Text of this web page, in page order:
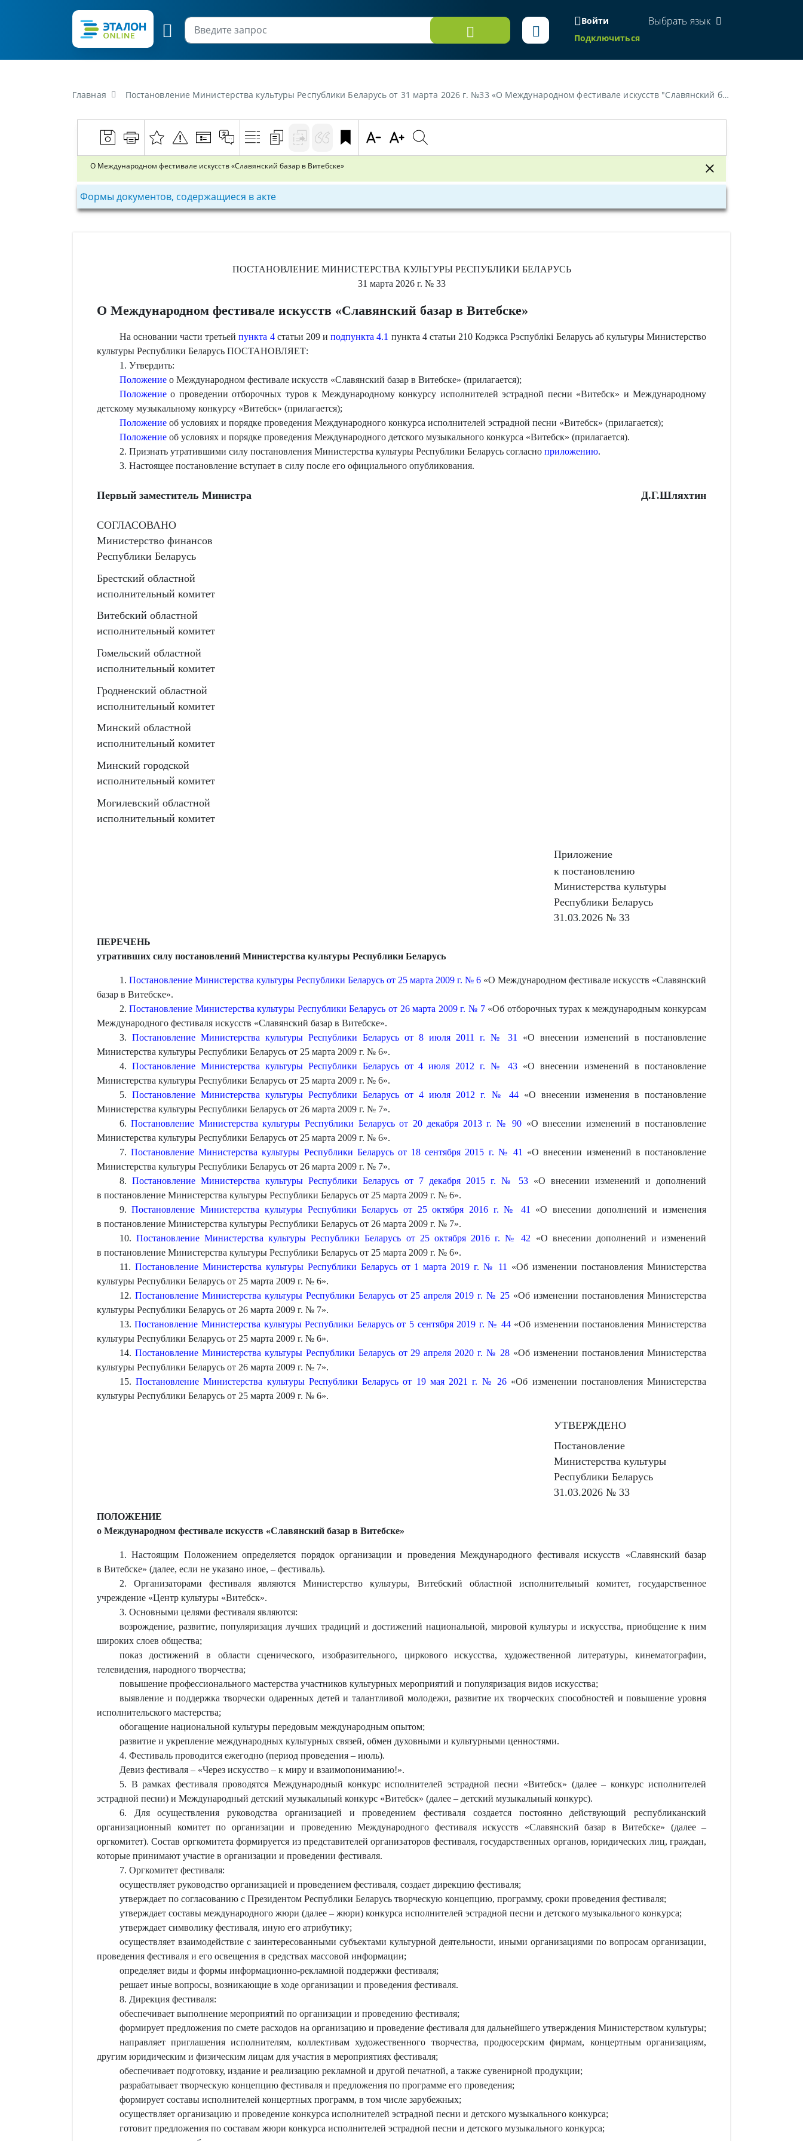
Войти
Подключиться
Выбрать язык
Главная Постановление Министерства культуры Республики Беларусь от 31 марта 2026 г. №33 «О Международном фестивале искусств "Славянский базар в Витебске"»
О Международном фестивале искусств «Славянский базар в Витебске»
Формы документов, содержащиеся в акте
ПОСТАНОВЛЕНИЕ МИНИСТЕРСТВА КУЛЬТУРЫ РЕСПУБЛИКИ БЕЛАРУСЬ
31 марта 2026 г. № 33
О Международном фестивале искусств «Славянский базар в Витебске»
На основании части третьейпункта 4статьи 209 иподпункта 4.1 пункта 4 статьи 210 Кодэкса Рэспублікі Беларусь аб культуры Министерство
культуры Республики Беларусь ПОСТАНОВЛЯЕТ:
1. Утвердить:
Положениео Международном фестивале искусств «Славянский базар в Витебске» (прилагается);
Положениео проведении отборочных туров к Международному конкурсу исполнителей эстрадной песни «Витебск» и Международному
детскому музыкальному конкурсу «Витебск» (прилагается);
Положениеоб условиях и порядке проведения Международного конкурса исполнителей эстрадной песни «Витебск» (прилагается);
Положениеоб условиях и порядке проведения Международного детского музыкального конкурса «Витебск» (прилагается).
2. Признать утратившими силу постановления Министерства культуры Республики Беларусь согласно приложению.
3. Настоящее постановление вступает в силу после его официального опубликования.
Первый заместитель Министра Д.Г.Шляхтин
СОГЛАСОВАНО
Министерство финансов
Республики Беларусь
Брестский областной
исполнительный комитет
Витебский областной
исполнительный комитет
Гомельский областной
исполнительный комитет
Гродненский областной
исполнительный комитет
Минский областной
исполнительный комитет
Минский городской
исполнительный комитет
Могилевский областной
исполнительный комитет
Приложение
к постановлению
Министерства культуры
Республики Беларусь
31.03.2026 № 33
ПЕРЕЧЕНЬ
утративших силу постановлений Министерства культуры Республики Беларусь
1. Постановление Министерства культуры Республики Беларусь от 25 марта 2009 г. № 6«О Международном фестивале искусств «Славянский
базар в Витебске».
2.Постановление Министерства культуры Республики Беларусь от 26 марта 2009 г. № 7«Об отборочных турах к международным конкурсам
Международного фестиваля искусств «Славянский базар в Витебске».
3. Постановление Министерства культуры Республики Беларусь от 8 июля 2011 г. № 31
«О внесении изменений в постановление
Министерства культуры Республики Беларусь от 25 марта 2009 г. № 6».
4. Постановление Министерства культуры Республики Беларусь от 4 июля 2012 г. № 43 «О внесении изменений в постановление
Министерства культуры Республики Беларусь от 25 марта 2009 г. № 6».
5. Постановление Министерства культуры Республики Беларусь от 4 июля 2012 г. № 44«О внесении изменения в постановление
Министерства культуры Республики Беларусь от 26 марта 2009 г. № 7».
6.Постановление Министерства культуры Республики Беларусь от 20 декабря 2013 г. № 90 «О внесении изменений в постановление
Министерства культуры Республики Беларусь от 25 марта 2009 г. № 6».
7. Постановление Министерства культуры Республики Беларусь от 18 сентября 2015 г. № 41
«О внесении изменений в постановление
Министерства культуры Республики Беларусь от 26 марта 2009 г. № 7».
8. Постановление Министерства культуры Республики Беларусь от 7 декабря 2015 г. № 53«О внесении изменений и дополнений
в постановление Министерства культуры Республики Беларусь от 25 марта 2009 г. № 6».
9.Постановление Министерства культуры Республики Беларусь от 25 октября 2016 г. № 41
«О внесении дополнений и изменения
в постановление Министерства культуры Республики Беларусь от 26 марта 2009 г. № 7».
10. Постановление Министерства культуры Республики Беларусь от 25 октября 2016 г. № 42 «О внесении дополнений и изменений
в постановление Министерства культуры Республики Беларусь от 25 марта 2009 г. № 6».
11. Постановление Министерства культуры Республики Беларусь от 1 марта 2019 г. № 11
«Об изменении постановления Министерства
культуры Республики Беларусь от 25 марта 2009 г. № 6».
12. Постановление Министерства культуры Республики Беларусь от 25 апреля 2019 г. № 25 «Об изменении постановления Министерства
культуры Республики Беларусь от 26 марта 2009 г. № 7».
13.Постановление Министерства культуры Республики Беларусь от 5 сентября 2019 г. № 44«Об изменении постановления Министерства
культуры Республики Беларусь от 25 марта 2009 г. № 6».
14. Постановление Министерства культуры Республики Беларусь от 29 апреля 2020 г. № 28 «Об изменении постановления Министерства
культуры Республики Беларусь от 26 марта 2009 г. № 7».
15.Постановление Министерства культуры Республики Беларусь от 19 мая 2021 г. № 26 «Об изменении постановления Министерства
культуры Республики Беларусь от 25 марта 2009 г. № 6».
УТВЕРЖДЕНО
Постановление
Министерства культуры
Республики Беларусь
31.03.2026 № 33
ПОЛОЖЕНИЕ
о Международном фестивале искусств «Славянский базар в Витебске»
1. Настоящим Положением определяется порядок организации и проведения Международного фестиваля искусств «Славянский базар
в Витебске» (далее, если не указано иное, – фестиваль).
2. Организаторами фестиваля являются Министерство культуры, Витебский областной исполнительный комитет, государственное
учреждение «Центр культуры «Витебск».
3. Основными целями фестиваля являются:
возрождение, развитие, популяризация лучших традиций и достижений национальной, мировой культуры и искусства, приобщение к ним
широких слоев общества;
показ достижений в области сценического, изобразительного, циркового искусства, художественной литературы, кинематографии,
телевидения, народного творчества;
повышение профессионального мастерства участников культурных мероприятий и популяризация видов искусства;
выявление и поддержка творчески одаренных детей и талантливой молодежи, развитие их творческих способностей и повышение уровня
исполнительского мастерства;
обогащение национальной культуры передовым международным опытом;
развитие и укрепление международных культурных связей, обмен духовными и культурными ценностями.
4. Фестиваль проводится ежегодно (период проведения – июль).
Девиз фестиваля – «Через искусство – к миру и взаимопониманию!».
5. В рамках фестиваля проводятся Международный конкурс исполнителей эстрадной песни «Витебск» (далее – конкурс исполнителей
эстрадной песни) и Международный детский музыкальный конкурс «Витебск» (далее – детский музыкальный конкурс).
6. Для осуществления руководства организацией и проведением фестиваля создается постоянно действующий республиканский
организационный комитет по организации и проведению Международного фестиваля искусств «Славянский базар в Витебске» (далее –
оргкомитет). Состав оргкомитета формируется из представителей организаторов фестиваля, государственных органов, юридических лиц, граждан,
которые принимают участие в организации и проведении фестиваля.
7. Оргкомитет фестиваля:
осуществляет руководство организацией и проведением фестиваля, создает дирекцию фестиваля;
утверждает по согласованию с Президентом Республики Беларусь творческую концепцию, программу, сроки проведения фестиваля;
утверждает составы международного жюри (далее – жюри) конкурса исполнителей эстрадной песни и детского музыкального конкурса;
утверждает символику фестиваля, иную его атрибутику;
осуществляет взаимодействие с заинтересованными субъектами культурной деятельности, иными организациями по вопросам организации,
проведения фестиваля и его освещения в средствах массовой информации;
определяет виды и формы информационно-рекламной поддержки фестиваля;
решает иные вопросы, возникающие в ходе организации и проведения фестиваля.
8. Дирекция фестиваля:
обеспечивает выполнение мероприятий по организации и проведению фестиваля;
формирует предложения по смете расходов на организацию и проведение фестиваля для дальнейшего утверждения Министерством культуры;
направляет приглашения исполнителям, коллективам художественного творчества, продюсерским фирмам, концертным организациям,
другим юридическим и физическим лицам для участия в мероприятиях фестиваля;
обеспечивает подготовку, издание и реализацию рекламной и другой печатной, а также сувенирной продукции;
разрабатывает творческую концепцию фестиваля и предложения по программе его проведения;
формирует составы исполнителей концертных программ, в том числе зарубежных;
осуществляет организацию и проведение конкурса исполнителей эстрадной песни и детского музыкального конкурса;
готовит предложения по составам жюри конкурса исполнителей эстрадной песни и детского музыкального конкурса;